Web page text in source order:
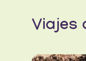
Viajes